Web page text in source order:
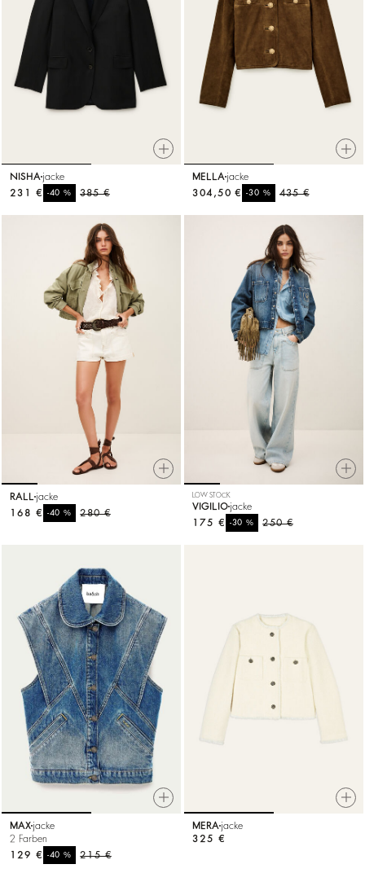
NISHA jacke
385 €
-40%
231 €
MELLA jacke
435 €
-30%
304,50 €
RALL jacke
280 €
-40%
168 €
LOW STOCK
VIGILIO jacke
250 €
-30%
175 €
MAX jacke
2 Farben
215 €
-40%
129 €
MERA jacke
325 €